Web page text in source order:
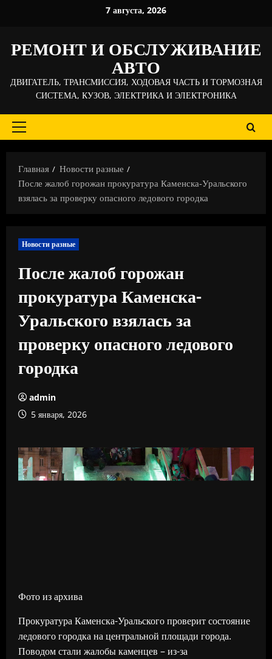
7 августа, 2026
РЕМОНТ И ОБСЛУЖИВАНИЕ
АВТО
ДВИГАТЕЛЬ, ТРАНСМИССИЯ, ХОДОВАЯ ЧАСТЬ И ТОРМОЗНАЯ
СИСТЕМА, КУЗОВ, ЭЛЕКТРИКА И ЭЛЕКТРОНИКА
Основное
Главная
Новости разные
После жалоб горожан прокуратура Каменска-Уральского
взялась за проверку опасного ледового городка
Новости разные
После жалоб горожан
прокуратура Каменска-
Уральского взялась за
проверку опасного ледового
городка
admin
5 января, 2026
Фото из архива
Прокуратура Каменска-Уральского проверит состояние
ледового городка на центральной площади города.
Поводом стали жалобы каменцев – из-за